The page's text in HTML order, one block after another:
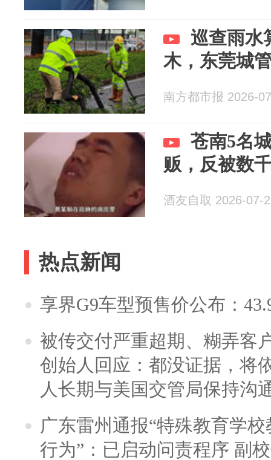
巡查雨水
木，东莞城
南方都市报 2026-
苍南5名
贩，反被数
酒友自取 2026-07-
热点新闻
享界G9车型预售价公布：
被传交付严重超期、糊弄客
创始人回应：都没证据，将
人长期与美国交管局保持沟
广东雷州通报“特殊教育学
行为”：已启动问责程序 副